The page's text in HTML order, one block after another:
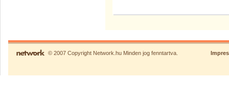
© 2007 Copyright Network.hu Minden jog fenntartva.